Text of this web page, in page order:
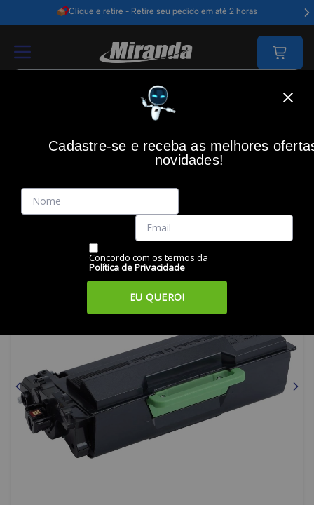
Clique e retire - Retire seu pedido em até 2 horas
Toner Laser TN3612 Preto, Rendimento 18.000 pág., BROTHER
Código: 48041
Vendido e Entregue por:Miranda
Cadastre-se e receba as melhores
novidades!
Concordo com os termos da
Política de Privacidade
EU QUERO!